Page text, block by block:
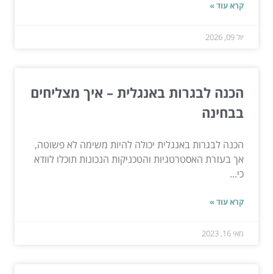
קרא עוד »
יול 09, 2026
הכנה לבגרות באנגלית – איך מצליחים
בבחינה
הכנה לבגרות באנגלית יכולה להיות משימה לא פשוטה,
אך בעזרת האסטרטגיות והטכניקות הנכונות תוכלו לוודא
כי...
קרא עוד »
מאי 16, 2023